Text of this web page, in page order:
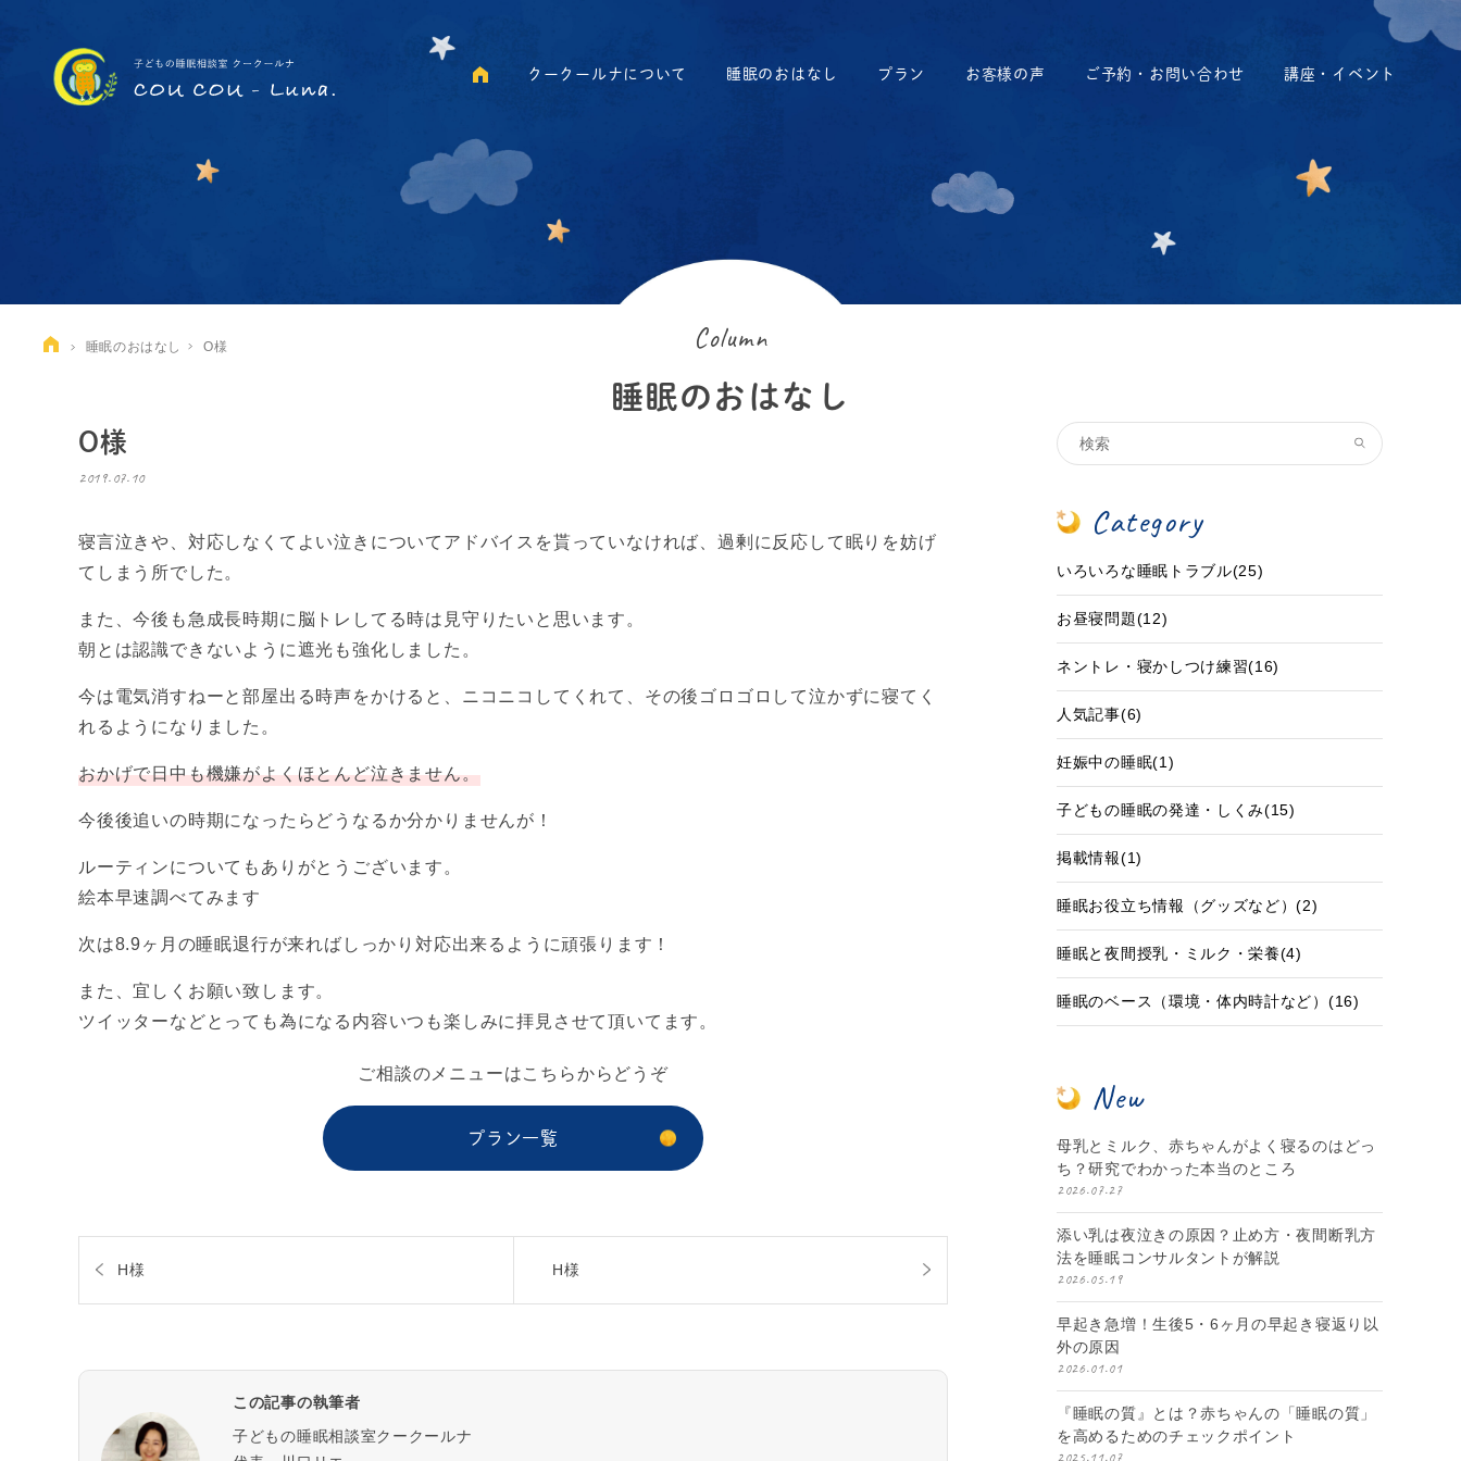
クークールナについて 睡眠のおはなし プラン お客様の声 ご予約・お問い合わせ 講座・イベント
Column
睡眠のおはなし
睡眠のおはなし O様
O様
2019.07.10
寝言泣きや、対応しなくてよい泣きについてアドバイスを貰っていなければ、過剰に反応して眠りを妨げ
てしまう所でした。
また、今後も急成長時期に脳トレしてる時は見守りたいと思います。
朝とは認識できないように遮光も強化しました。
今は電気消すねーと部屋出る時声をかけると、ニコニコしてくれて、その後ゴロゴロして泣かずに寝てく
れるようになりました。
おかげで日中も機嫌がよくほとんど泣きません。
今後後追いの時期になったらどうなるか分かりませんが！
ルーティンについてもありがとうございます。
絵本早速調べてみます
次は8.9ヶ月の睡眠退行が来ればしっかり対応出来るように頑張ります！
また、宜しくお願い致します。
ツイッターなどとっても為になる内容いつも楽しみに拝見させて頂いてます。
ご相談のメニューはこちらからどうぞ
プラン一覧
H様 H様
この記事の執筆者
子どもの睡眠相談室クークールナ
Category
いろいろな睡眠トラブル(25)
お昼寝問題(12)
ネントレ・寝かしつけ練習(16)
人気記事(6)
妊娠中の睡眠(1)
子どもの睡眠の発達・しくみ(15)
掲載情報(1)
睡眠お役立ち情報（グッズなど）(2)
睡眠と夜間授乳・ミルク・栄養(4)
睡眠のベース（環境・体内時計など）(16)
New
母乳とミルク、赤ちゃんがよく寝るのはどっ
ち？研究でわかった本当のところ
2026.07.27
添い乳は夜泣きの原因？止め方・夜間断乳方
法を睡眠コンサルタントが解説
2026.05.19
早起き急増！生後5・6ヶ月の早起き寝返り以
外の原因
2026.01.01
『睡眠の質』とは？赤ちゃんの「睡眠の質」
を高めるためのチェックポイント